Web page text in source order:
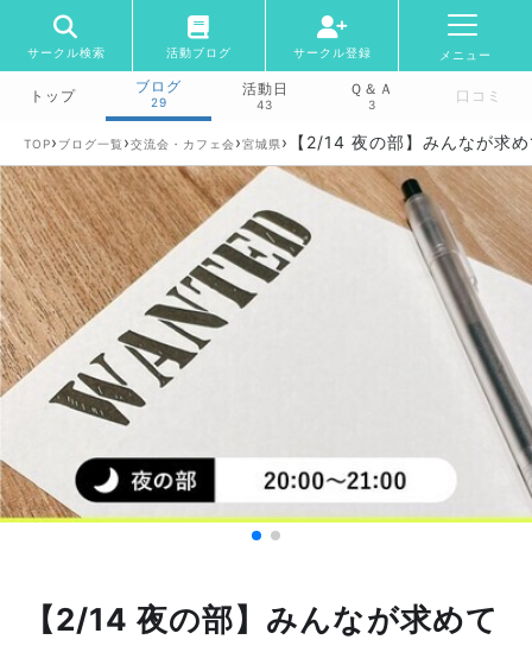
サークル検索 活動ブログ サークル登録 メニュー
トップ
ブログ
29
活動日
43
Ｑ＆Ａ
3 口コミ
TOP› ブログ一覧 ›交流会・カフェ会›宮城県› 【2/14 夜の部】みんなが求
【2/14 夜の部】みんなが求めて